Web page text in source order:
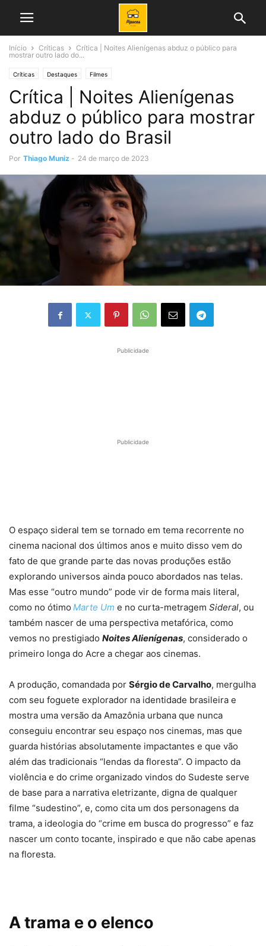
Início Críticas
Crítica | Noites Alienígenas abduz o público para
mostrar outro lado do...
Críticas Destaques Filmes
Crítica | Noites Alienígenas
abduz o público para mostrar
outro lado do Brasil
Por Thiago Muniz - 24 de março de 2023
Publicidade
Publicidade
O espaço sideral tem se tornado em tema recorrente no
cinema nacional dos últimos anos e muito disso vem do
fato de que grande parte das novas produções estão
explorando universos ainda pouco abordados nas telas.
Mas esse “outro mundo” pode vir de forma mais literal,
como no ótimo Marte Um e no curta-metragem Sideral, ou
também nascer de uma perspectiva metafórica, como
vemos no prestigiado Noites Alienígenas, considerado o
primeiro longa do Acre a chegar aos cinemas.
A produção, comandada por Sérgio de Carvalho, mergulha
com seu foguete explorador na identidade brasileira e
mostra uma versão da Amazônia urbana que nunca
conseguiu encontrar seu espaço nos cinemas, mas que
guarda histórias absolutamente impactantes e que vão
além das tradicionais “lendas da floresta”. O impacto da
violência e do crime organizado vindos do Sudeste serve
de base para a narrativa eletrizante, digna de qualquer
filme “sudestino”, e, como cita um dos personagens da
trama, a ideologia do “crime em busca do progresso” e faz
nascer um conto tocante, inspirado e que não cabe apenas
na floresta.
A trama e o elenco